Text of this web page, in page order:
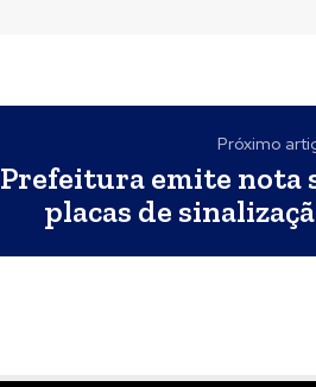
Próximo
Prefeitura emite nota
placas de